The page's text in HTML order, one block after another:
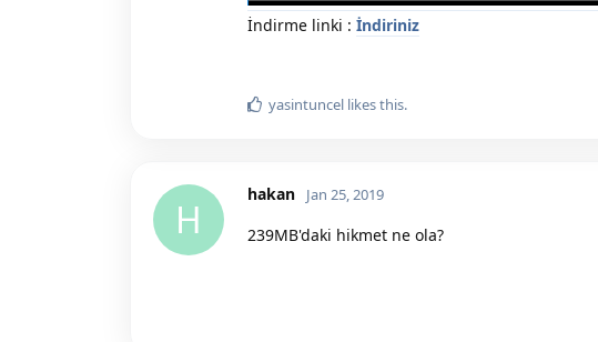
İndirme linki : İndiriniz
yasintuncel likes this.
H
hakan Jan 25, 2019
239MB'daki hikmet ne ola?